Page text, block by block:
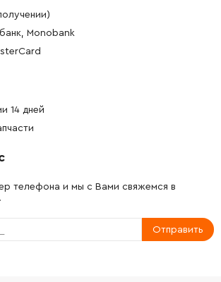
29.10 Грн
1978.80 Грн
Monobank
14 дней
телефона и мы с Вами свяжемся в
Отправить